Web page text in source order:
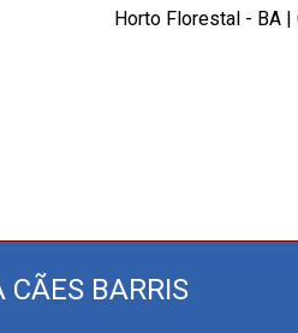
Horto Florestal - BA
BARRIS